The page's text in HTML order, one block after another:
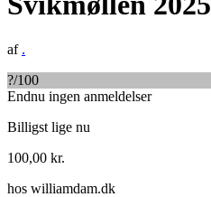
af .
?/100
Endnu ingen anmeldelser
Billigst lige nu
100,00 kr.
hos williamdam.dk